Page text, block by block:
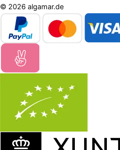
© 2026 algamar.de